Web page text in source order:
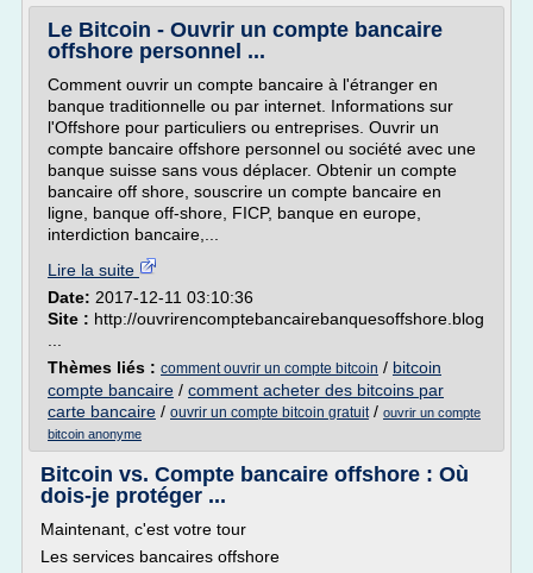
Le Bitcoin - Ouvrir un compte bancaire
offshore personnel ...
Comment ouvrir un compte bancaire à l'étranger en
banque traditionnelle ou par internet. Informations sur
l'Offshore pour particuliers ou entreprises. Ouvrir un
compte bancaire offshore personnel ou société avec une
banque suisse sans vous déplacer. Obtenir un compte
bancaire off shore, souscrire un compte bancaire en
ligne, banque off-shore, FICP, banque en europe,
interdiction bancaire,...
Lire la suite
Date: 2017-12-11 03:10:36
Site : http://ouvrirencomptebancairebanquesoffshore.blog
Thèmes liés : comment ouvrir un compte bitcoin / bitcoin
compte bancaire / comment acheter des bitcoins par
carte bancaire / ouvrir un compte bitcoin gratuit/ ouvrir un compte
bitcoin anonyme
Bitcoin vs. Compte bancaire offshore : Où
dois-je protéger ...
Maintenant, c'est votre tour
Les services bancaires offshore